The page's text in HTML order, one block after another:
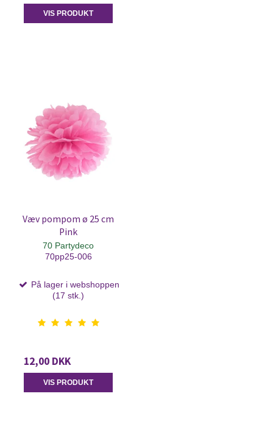
VIS PRODUKT
Væv pompom ø 25 cm
Pink
70 Partydeco
70pp25-006
På lager i webshoppen
(17 stk.)
12,00 DKK
VIS PRODUKT